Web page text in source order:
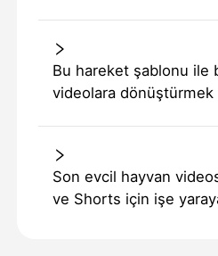
Bu hareket şablonu ile
videolara dönüştürmek
Son evcil hayvan
ve Shorts için işe